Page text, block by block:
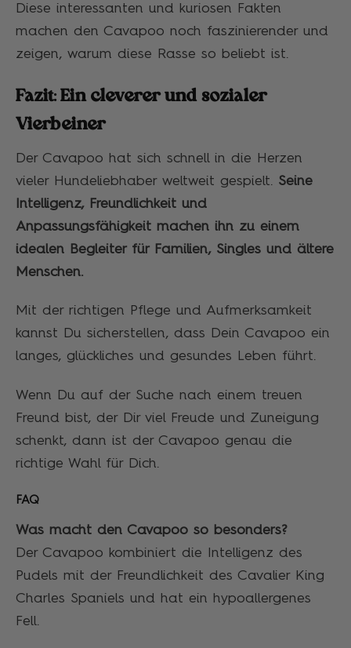
Diese interessanten und kuriosen Fakten
machen den Cavapoo noch faszinierender und
zeigen, warum diese Rasse so beliebt ist.
Fazit: Ein cleverer und sozialer
Vierbeiner
Der Cavapoo hat sich schnell in die Herzen
vieler Hundeliebhaber weltweit gespielt. Seine
Intelligenz, Freundlichkeit und
Anpassungsfähigkeit machen ihn zu einem
idealen Begleiter für Familien, Singles und ältere
Menschen.
Mit der richtigen Pflege und Aufmerksamkeit
kannst Du sicherstellen, dass Dein Cavapoo ein
langes, glückliches und gesundes Leben führt.
Wenn Du auf der Suche nach einem treuen
Freund bist, der Dir viel Freude und Zuneigung
schenkt, dann ist der Cavapoo genau die
richtige Wahl für Dich.
FAQ
Was macht den Cavapoo so besonders?
Der Cavapoo kombiniert die Intelligenz des
Pudels mit der Freundlichkeit des Cavalier King
Charles Spaniels und hat ein hypoallergenes
Fell.